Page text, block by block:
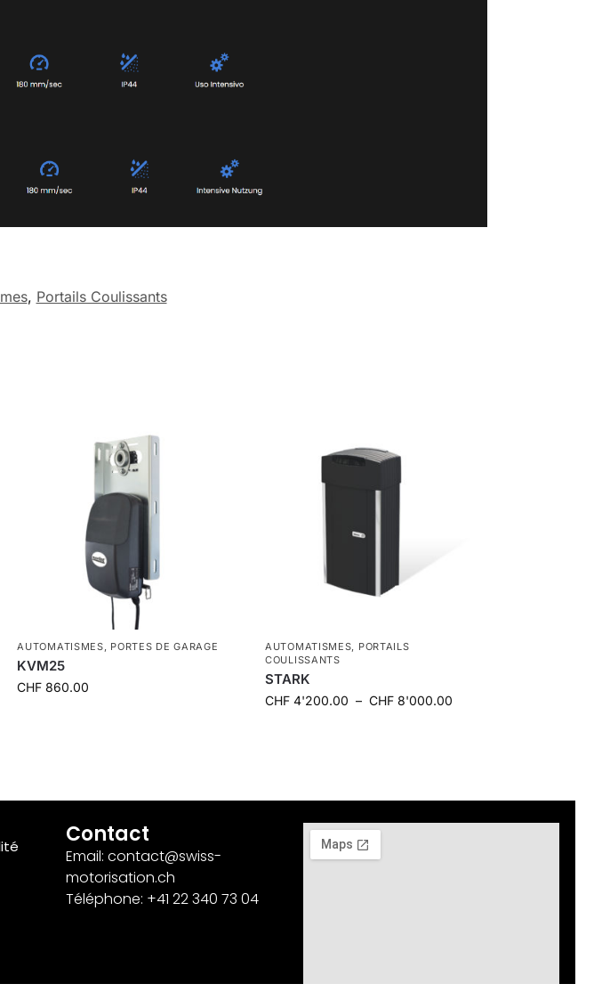
, Portails Coulissants
AUTOMATISMES PORTES DE GARAGE
KVM25
CHF 860.00
AUTOMATISMES
PORTAILS
COULISSANTS
STARK
CHF 4'200.00 – CHF 8'000.00
Contact
Email: contact@swiss-
motorisation.ch
Téléphone: +41 22 340 73 04